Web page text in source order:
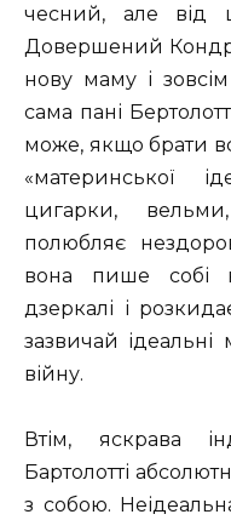
чесний, але від
Довершений
нову маму і
сама пані
може, якщо брати
«материнської
цигарки,
полюбляє
вона пише собі
дзеркалі і
зазвичай
війну.
Втім, яскрава
Бартолотті
з собою.